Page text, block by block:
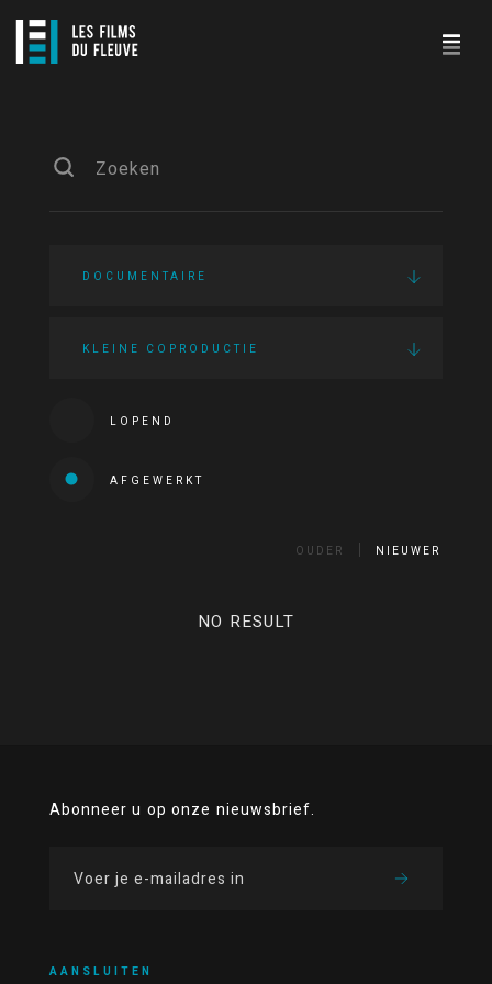
DOCUMENTAIRE
KLEINE COPRODUCTIE
LOPEND
AFGEWERKT
OUDER NIEUWER
NO RESULT
Abonneer u op onze nieuwsbrief.
AANSLUITEN